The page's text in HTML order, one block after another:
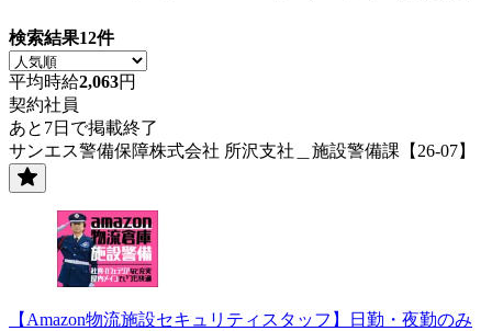
検索結果12件
平均時給2,063円
契約社員
あと7日で掲載終了
サンエス警備保障株式会社 所沢支社＿施設警備課【26-07】
【Amazon物流施設セキュリティスタッフ】日勤・夜勤のみ